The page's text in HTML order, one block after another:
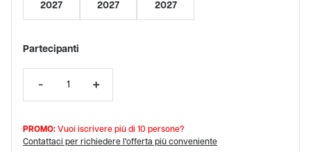
2027
2027
2027
Partecipanti
PROMO: Vuoi iscrivere più di 10 persone?
Contattaci per richiedere l'offerta più conveniente